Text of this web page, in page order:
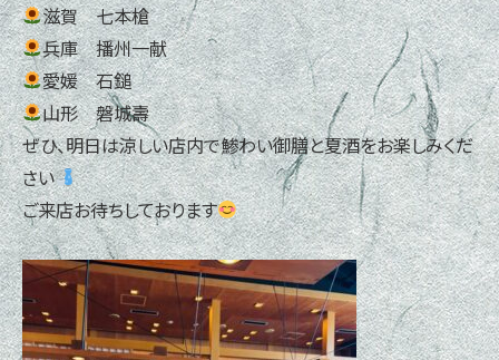
滋賀 七本槍
兵庫 播州一献
愛媛 石鎚
山形 磐城壽
ぜひ、明日は涼しい店内で鯵わい御膳と夏酒をお楽しみくだ
さい
ご来店お待ちしております